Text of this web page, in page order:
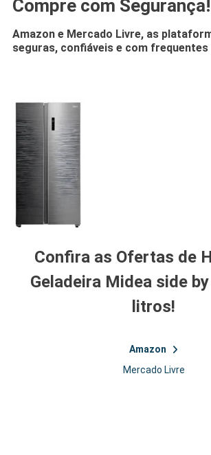
Compre com Segurança!
Amazon e Mercado Livre, as
seguras, confiáveis e com
Confira as Ofertas de
Geladeira Midea side
litros!
Amazon
Mercado Livre